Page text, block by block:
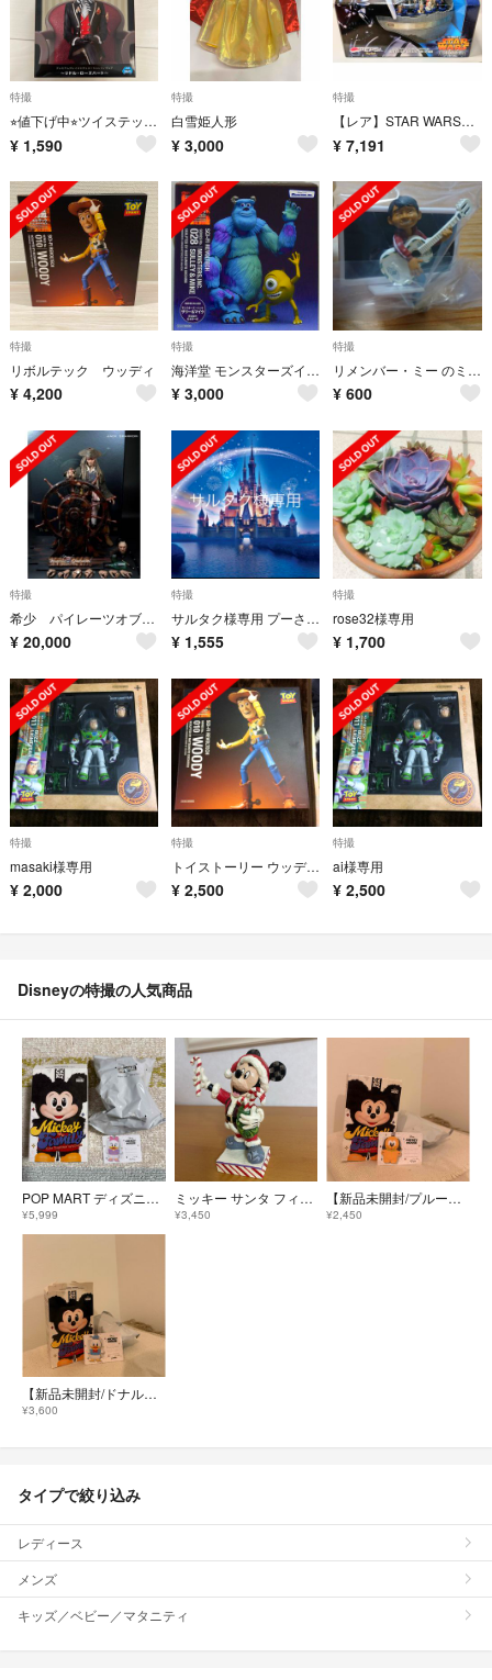
特撮
⭐︎値下げ中⭐︎ツイステッドワンダーランド リドル・ローズハート フ
¥ 1,590
特撮
白雪姫人形
¥ 3,000
特撮
【レア】STAR WARSペプシボトルキャップコレクションステージ45体
¥ 7,191
特撮
リボルテック ウッディ
¥ 4,200
特撮
海洋堂 モンスターズインク 特撮リボルテック サリー&マイク
¥ 3,000
特撮
リメンバー・ミー のミゲル・リヴェラ君
¥ 600
特撮
希少 パイレーツオブカリビアン/生命の泉DX06
¥ 20,000
特撮
サルタク様専用 プーさん コレクタブル ラビット
¥ 1,555
特撮
rose32様専用
¥ 1,700
特撮
masaki様専用
¥ 2,000
特撮
トイストーリー ウッディ 未開封
¥ 2,500
特撮
ai様専用
¥ 2,500
Disneyの特撮の人気商品
POP MART ディズニー ミッキーファミリー ドナルド&デイジー
¥5,999
ミッキー サンタ フィギュア 14cm クリスマス 置物
¥3,450
【新品未開封/プルート】POP MART ミッキーファミリー ぬいぐるみキーチェーン
¥2,450
【新品未開封/ドナルド】POP MART ミッキーファミリー ぬいぐるみキーチェーン
¥3,600
タイプで絞り込み
レディース
メンズ
キッズ／ベビー／マタニティ